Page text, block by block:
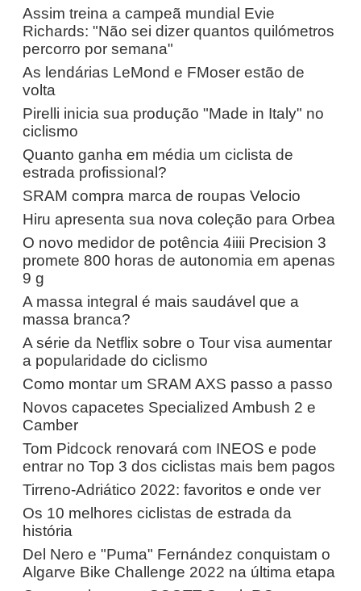
Assim treina a campeã mundial Evie
Richards: "Não sei dizer quantos quilómetros
percorro por semana"
As lendárias LeMond e FMoser estão de
volta
Pirelli inicia sua produção "Made in Italy" no
ciclismo
Quanto ganha em média um ciclista de
estrada profissional?
SRAM compra marca de roupas Velocio
Hiru apresenta sua nova coleção para Orbea
O novo medidor de potência 4iiii Precision 3
promete 800 horas de autonomia em apenas
9 g
A massa integral é mais saudável que a
massa branca?
A série da Netflix sobre o Tour visa aumentar
a popularidade do ciclismo
Como montar um SRAM AXS passo a passo
Novos capacetes Specialized Ambush 2 e
Camber
Tom Pidcock renovará com INEOS e pode
entrar no Top 3 dos ciclistas mais bem pagos
Tirreno-Adriático 2022: favoritos e onde ver
Os 10 melhores ciclistas de estrada da
história
Del Nero e "Puma" Fernández conquistam o
Algarve Bike Challenge 2022 na última etapa